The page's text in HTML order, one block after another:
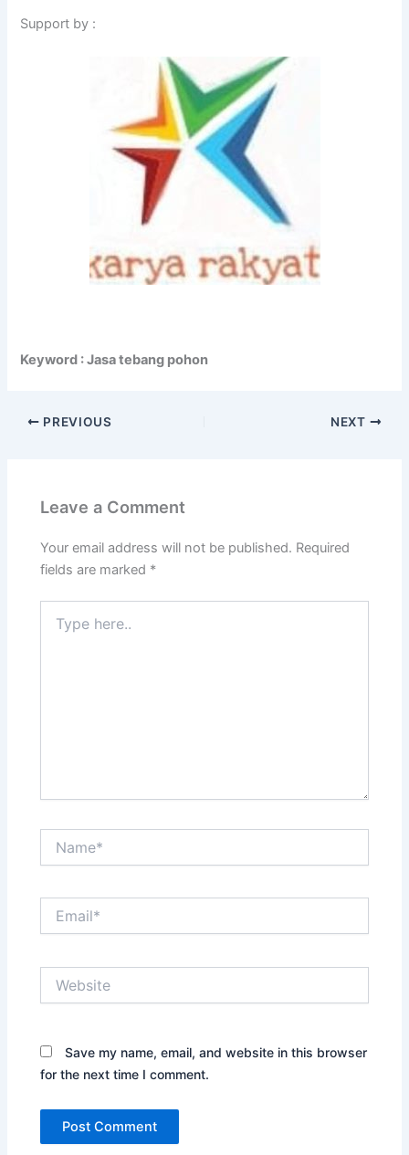
Support by :
Keyword : Jasa tebang pohon
PREVIOUS NEXT
Leave a Comment
Your email address will not be published. Required
fields are marked *
here..
Save my name, email, and website in this browser
for the next time I comment.